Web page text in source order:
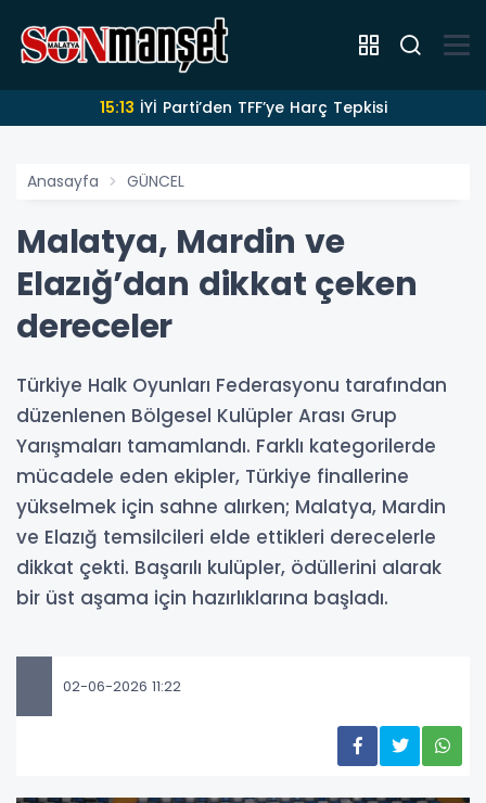
15:13 İYİ Parti’den TFF’ye Harç Tepkisi
Anasayfa GÜNCEL
Malatya, Mardin ve
Elazığ’dan dikkat çeken
dereceler
Türkiye Halk Oyunları Federasyonu tarafından
düzenlenen Bölgesel Kulüpler Arası Grup
Yarışmaları tamamlandı. Farklı kategorilerde
mücadele eden ekipler, Türkiye finallerine
yükselmek için sahne alırken; Malatya, Mardin
ve Elazığ temsilcileri elde ettikleri derecelerle
dikkat çekti. Başarılı kulüpler, ödüllerini alarak
bir üst aşama için hazırlıklarına başladı.
02-06-2026 11:22